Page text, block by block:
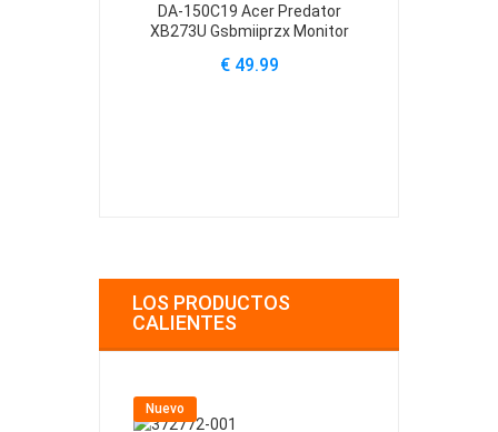
DA-150C19 Acer Predator
XB273U Gsbmiiprzx Monitor
€ 49.99
LOS PRODUCTOS
CALIENTES
Nuevo